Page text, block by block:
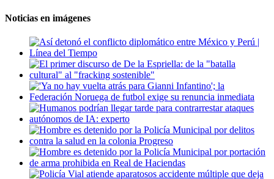
Noticias en imágenes